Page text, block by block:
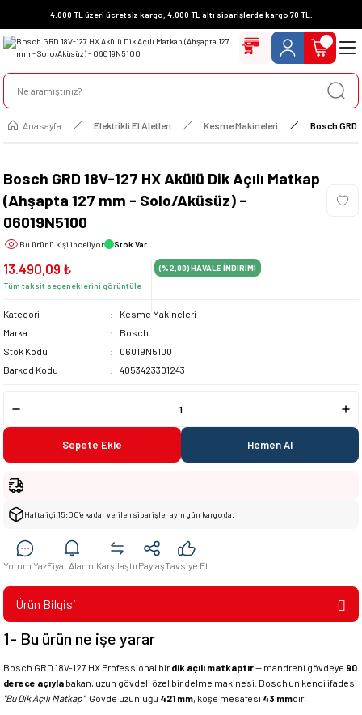
4.000 TL üzeri ücretsiz kargo, 4.000 TL altı siparişlerde kargo 70 TL.
Anasayfa Elektrikli El Aletleri Kesme Makineleri Bosch GRD
Bosch GRD 18V-127 HX Akülü Dik Açılı Matkap
(Ahşapta 127 mm - Solo/Aküsüz) -
06019N5100
Bu ürünü kişi inceliyor Stok Var
13.490,09 ₺
Tüm taksit seçeneklerini görüntüle
(%2,00)HAVALE İNDİRİMİ
Kategori
Kesme Makineleri
Marka
Bosch
Stok Kodu
06019N5100
Barkod Kodu
4053423301243
Sepete Ekle Hemen Al
Hafta içi 15:00’e kadar verilen siparişler aynı gün kargoda.
Yorum YazFiyat AlarmıKarşılaştırPaylaşTavsiye Et
Ürün Bilgisi
1- Bu ürün ne işe yarar
Bosch GRD 18V-127 HX Professional birdik açılı matkaptır— mandreni gövdeye 90
derece açıyla bakan, uzun gövdeli özel bir delme makinesi. Bosch'un kendi ifadesi
"Bu Dik Açılı Matkap". Gövde uzunluğu 421 mm, köşe mesafesi 43 mm'dir.